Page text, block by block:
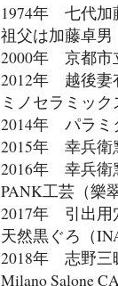
1974年 七代加
祖父は加藤卓男
2000年 京都市
2012年 越後妻
ミノセラミッ
2014年 パラミ
2015年 幸兵衛
2016年 幸兵衛
PANK工芸（樂
2017年 引出用
天然黒ぐろ（
2018年 志野三
Milano Salone